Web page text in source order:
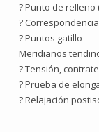
? Punto de relleno
?
? Puntos gatillo
Meridianos
? Tensión,
? Prueba de
? Relajación